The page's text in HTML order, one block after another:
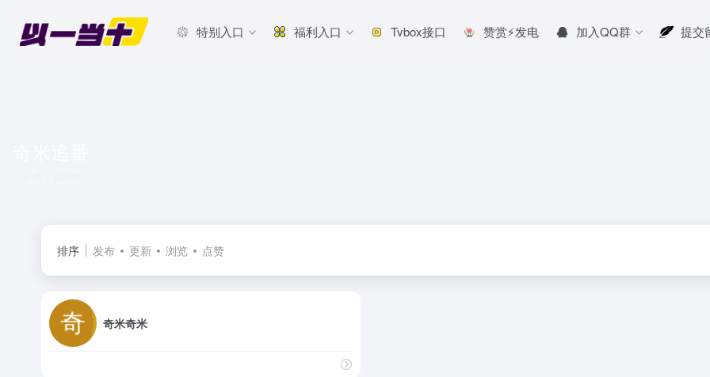
特别入口 福利入口 Tvbox接口 赞赏⚡发电 加入QQ群 提交
排序 发布 更新 浏览 点赞
奇米奇米